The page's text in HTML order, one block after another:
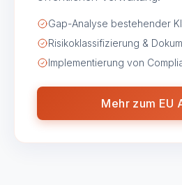
Gap-Analyse bestehender
Risikoklassifizierung &
Implementierung von
Mehr zum EU